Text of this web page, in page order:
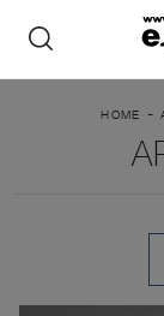
HOME -